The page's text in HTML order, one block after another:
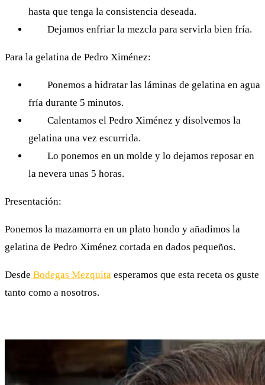
hasta que tenga la consistencia deseada.
Dejamos enfriar la mezcla para servirla bien fría.
Para la gelatina de Pedro Ximénez:
Ponemos a hidratar las láminas de gelatina en agua
fría durante 5 minutos.
Calentamos el Pedro Ximénez y disolvemos la
gelatina una vez escurrida.
Lo ponemos en un molde y lo dejamos reposar en
la nevera unas 5 horas.
Presentación:
Ponemos la mazamorra en un plato hondo y añadimos la
gelatina de Pedro Ximénez cortada en dados pequeños.
Desde Bodegas Mezquita esperamos que esta receta os guste
tanto como a nosotros.